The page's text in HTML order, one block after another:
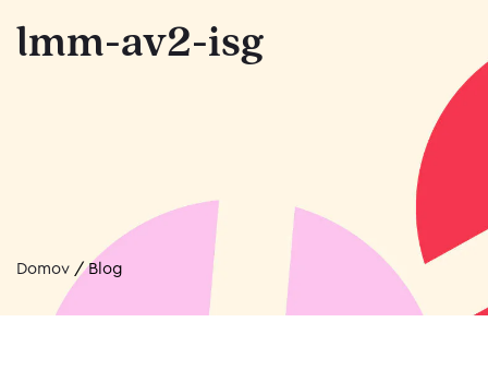
lmm-av2-isg
Domov /Blog